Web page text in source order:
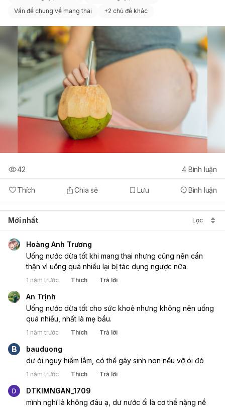
Vấn đề chung về mang thai
+2 chủ đề khác
Thích Chia sẻ Lưu Bình luận
42 4 Bình luận
Mới nhất Lọc
Hoàng Anh Trương
Uống nước dừa tốt khi mang thai nhưng cũng nên cẩn
thận vì uống quá nhiều lại bị tác dụng ngược nữa.
1 năm trước Thích Trả lời
An Trịnh
Uống nước dừa tốt cho sức khoẻ nhưng không nên uống
quá nhiều, nhất là mẹ bầu.
1 năm trước Thích Trả lời
B
bauduong
dư ói nguy hiểm lắm, có thể gây sinh non nếu vỡ ói đó
1 năm trước Thích Trả lời
DTKIMNGAN_1709
mình nghĩ là không đâu ạ, dư nước ối là cơ thể nặng nề